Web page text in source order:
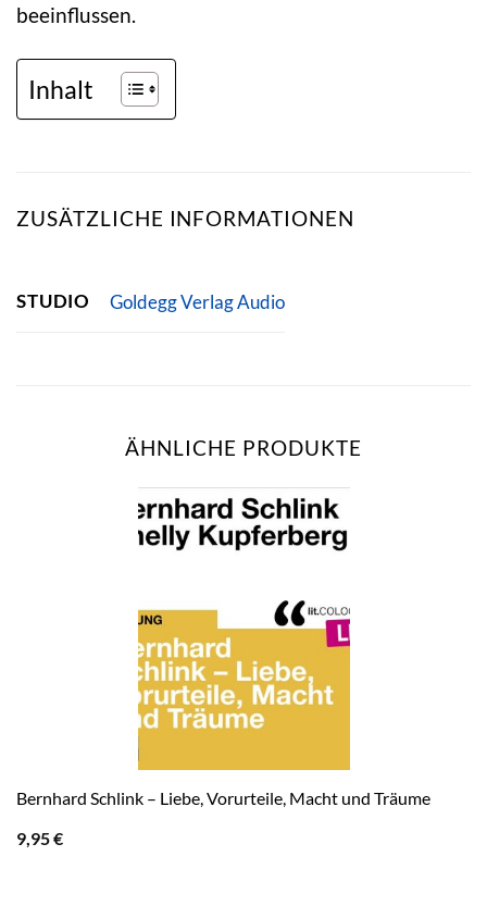
beeinflussen.
Inhalt
ZUSÄTZLICHE INFORMATIONEN
STUDIO Goldegg Verlag Audio
ÄHNLICHE PRODUKTE
Bernhard Schlink – Liebe, Vorurteile, Macht und Träume
9,95€